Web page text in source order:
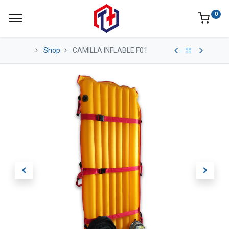
0
Shop CAMILLA INFLABLE F01